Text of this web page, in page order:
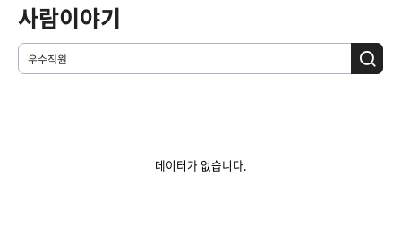
사람이야기
데이터가 없습니다.